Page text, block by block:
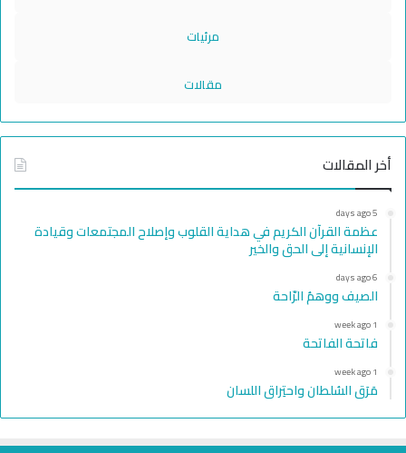
مرئيات
مقالات
أخر المقالات
5 days ago
عظمة القرآن الكريم في هداية القلوب وإصلاح المجتمعات وقيادة
الإنسانية إلى الحق والخير
6 days ago
الصيف ووهمُ الرّاحة
1 week ago
فاتحة الفاتحة
1 week ago
مَرَق السُلطان واحتِراق اللسان